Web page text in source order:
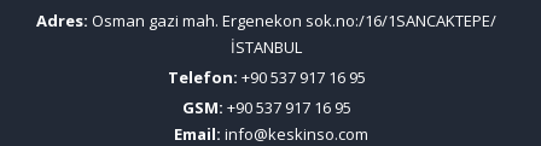
Adres:Osman gazi mah. Ergenekon sok.no:/16/1SANCAKTEPE/
İSTANBUL
Telefon: +90 537 917 16 95
GSM: +90 537 917 16 95
Email: info@keskinso.com